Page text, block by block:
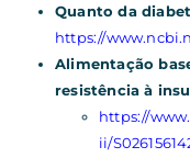
Quanto da
https://
Alimentação
resistência à
https://
ii/